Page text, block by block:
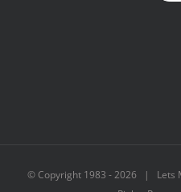
© Copyright 1983 -2026 | Lets